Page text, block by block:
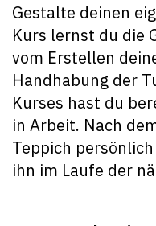
Gestalte deinen
Kurs lernst du die
vom Erstellen
Handhabung der
Kurses hast du
in Arbeit. Nach
Teppich
ihn im Laufe der